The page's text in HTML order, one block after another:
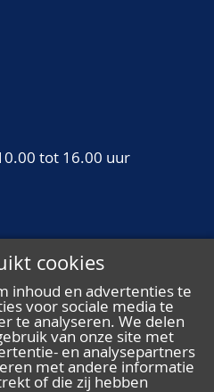
tot 16.00 uur
cookies
inhoud en advertenties te
voor sociale media te
te analyseren. We delen
van onze site met
en analysepartners
met andere informatie
of die zij hebben